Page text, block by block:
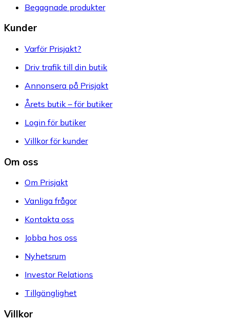
Begagnade produkter
Kunder
Varför Prisjakt?
Driv trafik till din butik
Annonsera på Prisjakt
Årets butik – för butiker
Login för butiker
Villkor för kunder
Om oss
Om Prisjakt
Vanliga frågor
Kontakta oss
Jobba hos oss
Nyhetsrum
Investor Relations
Tillgänglighet
Villkor